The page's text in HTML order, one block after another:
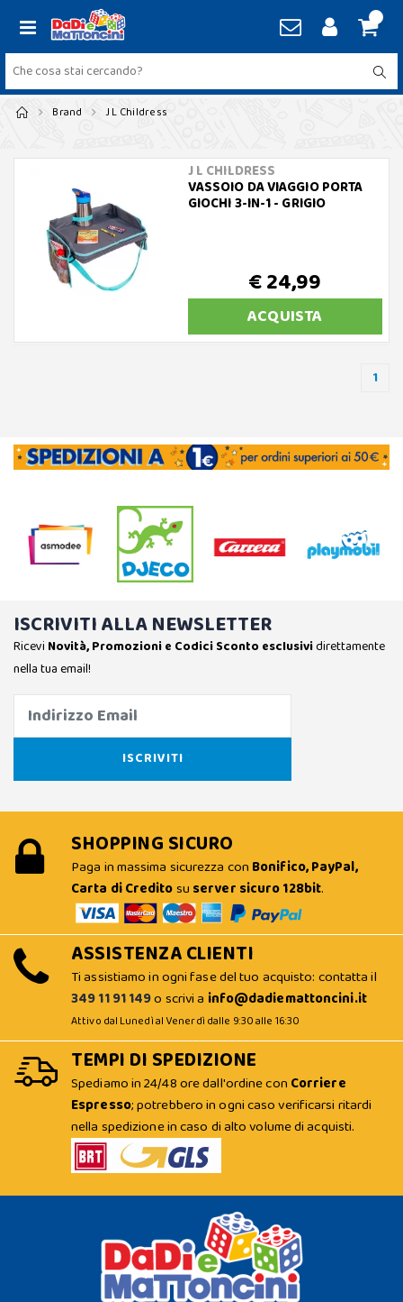
Brand J L Childress
J L CHILDRESS
VASSOIO DA VIAGGIO PORTA
GIOCHI 3-IN-1 - GRIGIO
€ 24,99
ACQUISTA
1
ISCRIVITI ALLA NEWSLETTER
Ricevi Novità, Promozioni e Codici Sconto esclusividirettamente
nella tua email!
SHOPPING SICURO
Paga in massima sicurezza con Bonifico, PayPal,
Carta di Creditosu server sicuro 128bit.
ASSISTENZA CLIENTI
Ti assistiamo in ogni fase del tuo acquisto: contatta il
349 11 91 149o scrivi a info@dadiemattoncini.it
Attivo dal Lunedì al Venerdì dalle 9:30 alle 16:30
TEMPI DI SPEDIZIONE
Spediamo in 24/48 ore dall'ordine con Corriere
Espresso; potrebbero in ogni caso verificarsi ritardi
nella spedizione in caso di alto volume di acquisti.